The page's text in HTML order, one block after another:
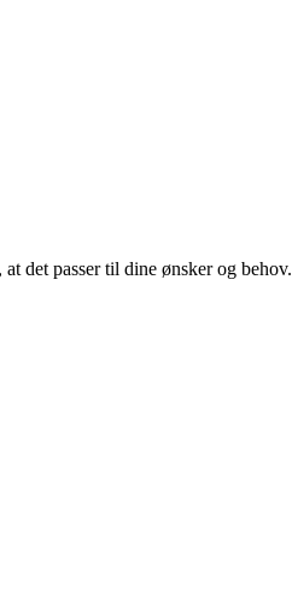
det passer til dine ønsker og behov.